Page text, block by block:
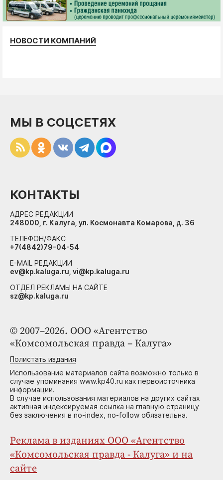
НОВОСТИ КОМПАНИЙ
© 2007–2026. ООО «Агентство
«Комсомольская правда – Калуга»
Полистать издания
Использование материалов сайта возможно только в
случае упоминания www.kp40.ru как первоисточника
информации.
В случае использования материалов на других сайтах
активная индексируемая ссылка на главную страницу
без заключения в no-index, no-follow обязательна.
Реклама в изданиях ООО «Агентство
«Комсомольская правда - Калуга» и на
сайте
МЫ В СОЦСЕТЯХ
КОНТАКТЫ
АДРЕС РЕДАКЦИИ
248000, г. Калуга, ул. Космонавта Комарова, д. 36
ТЕЛЕФОН/ФАКС
+7(4842)79-04-54
E-MAIL РЕДАКЦИИ
ev@kp.kaluga.ru, vi@kp.kaluga.ru
ОТДЕЛ РЕКЛАМЫ НА САЙТЕ
sz@kp.kaluga.ru